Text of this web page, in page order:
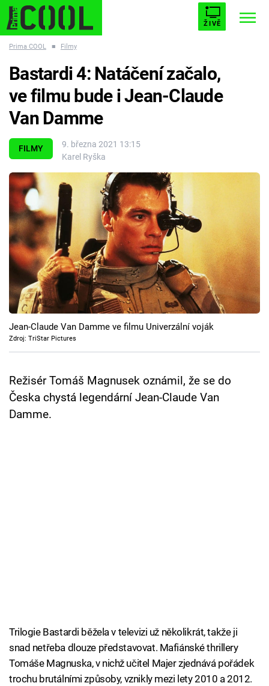
ŽIVĚ
ESCAPE PLNEJ KOTEL AVENGERS 5
Témata
Filmy
Seriály
Hry
Cool Esport
Pořady
TV Program
Přihlášení
Prima COOL ■ Filmy
FILMY
9. března 2021 13:15
Karel Ryška
Bastardi 4: Natáčení začalo,
ve filmu bude i Jean-Claude
Van Damme
Jean-Claude Van Damme ve filmu Univerzální voják
Zdroj: TriStar Pictures
Režisér Tomáš Magnusek oznámil, že se do
Česka chystá legendární Jean-Claude Van
Damme.
Trilogie Bastardi běžela v televizi už několikrát, takže ji
snad netřeba dlouze představovat. Mafiánské thrillery
Tomáše Magnuska, v nichž učitel Majer zjednává pořádek
trochu brutálními způsoby, vznikly mezi lety 2010 a 2012.